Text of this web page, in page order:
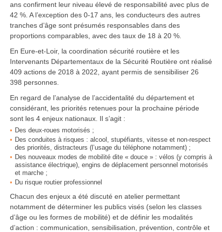
ans confirment leur niveau élevé de responsabilité avec plus de
42 %. A l’exception des 0-17 ans, les conducteurs des autres
tranches d’âge sont présumés responsables dans des
proportions comparables, avec des taux de 18 à 20 %.
En Eure-et-Loir, la coordination sécurité routière et les
Intervenants Départementaux de la Sécurité Routière ont réalisé
409 actions de 2018 à 2022, ayant permis de sensibiliser 26
398 personnes.
En regard de l’analyse de l’accidentalité du département et
considérant, les priorités retenues pour la prochaine période
sont les 4 enjeux nationaux. Il s’agit :
Des deux-roues motorisés ;
Des conduites à risques : alcool, stupéfiants, vitesse et non-respect
des priorités, distracteurs (l’usage du téléphone notamment) ;
Des nouveaux modes de mobilité dite « douce » : vélos (y compris à
assistance électrique), engins de déplacement personnel motorisés
et marche ;
Du risque routier professionnel
Chacun des enjeux a été discuté en atelier permettant
notamment de déterminer les publics visés (selon les classes
d’âge ou les formes de mobilité) et de définir les modalités
d’action : communication, sensibilisation, prévention, contrôle et